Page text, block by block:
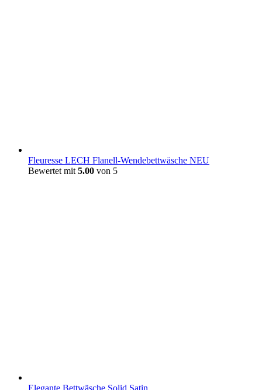
Fleuresse LECH Flanell-Wendebettwäsche NEU
Bewertet mit 5.00 von 5
Elegante Bettwäsche Solid Satin